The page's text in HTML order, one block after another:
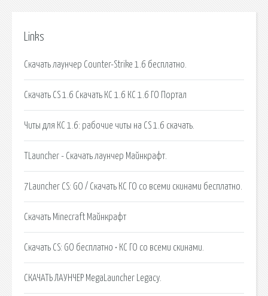
Links
Скачать лаунчер Counter-Strike 1.6 бесплатно.
Скачать CS 1.6 Скачать КС 1.6 КС 1.6 ГО Портал
Читы для КС 1.6: рабочие читы на CS 1.6 скачать.
TLauncher - Скачать лаунчер Майнкрафт.
7Launcher CS: GO / Скачать КС ГО со всеми скинами бесплатно.
Скачать Minecraft Майнкрафт
Скачать CS: GO бесплатно • КС ГО со всеми скинами.
СКАЧАТЬ ЛАУНЧЕР MegaLauncher Legacy.